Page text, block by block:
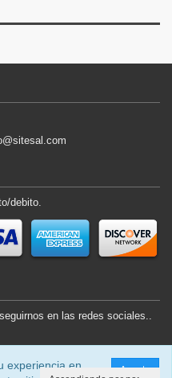
$9.25
SABO
debito.
en las redes sociales..
Acepto
experiencia en